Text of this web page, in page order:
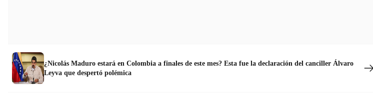
¿Nicolás Maduro estará en Colombia a finales de este mes? Esta fue la declaración del canciller Álvaro
Leyva que despertó polémica